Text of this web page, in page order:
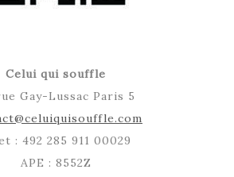
Celui qui souffle
Gay-Lussac Paris 5
: 492 285 911 00029
APE : 8552Z